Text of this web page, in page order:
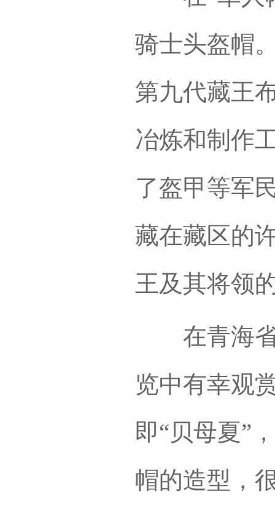
骑士头盔帽
第九代藏王
冶炼和制作
了盔甲等军
藏在藏区的
王及其将领
在青海省
览中有幸观
即“贝母夏”
帽的造型，